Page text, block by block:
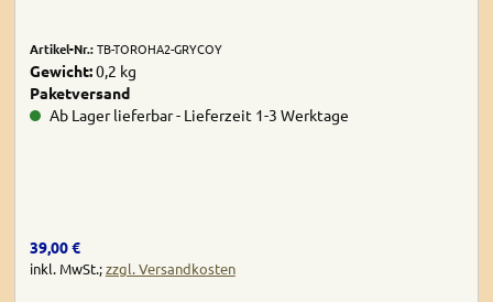
Artikel-Nr.:TB-TOROHA2-GRYCOY
Gewicht:0,2 kg
Paketversand
Ab Lager lieferbar - Lieferzeit 1-3 Werktage
Regulärer Preis:
39,00 €
inkl. MwSt.;zzgl. Versandkosten